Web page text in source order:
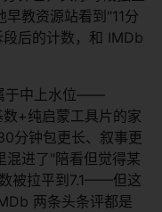
教资源站看到"11分
后的计数，和 IMDb
于中上水位——
数+纯启蒙工具片的家
分钟包更长、叙事更
混进了"陪看但觉得某
被拉平到7.1——但这
两条头条评都是